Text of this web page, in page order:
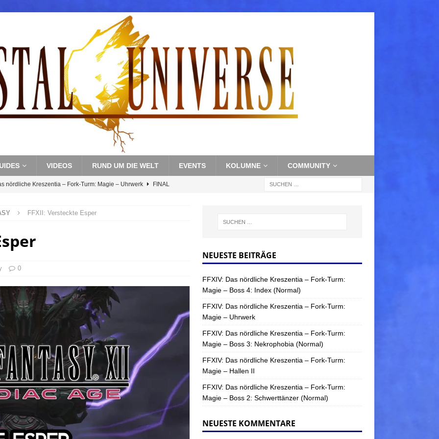
VIDEOS RUND UM DIE WELT EVENTS KOLUMNE COMMUNITY
nördliche Kreszentia – Fork-Turm: Magie – Uhrwerk FINAL
nördliche Kreszentia – Fork-Turm: Magie – Boss 3: Nekrophobia
nördliche Kreszentia – Fork-Turm: Magie – Hallen II
nördliche Kreszentia – Fork-Turm: Magie – Boss 4: Index (Normal)
FFXII: Versteckte Esper
0
NEUESTE BEITRÄGE
FFXIV: Das nördliche Kreszentia – Fork-Turm:
Magie – Boss 4: Index (Normal)
FFXIV: Das nördliche Kreszentia – Fork-Turm:
Magie – Uhrwerk
FFXIV: Das nördliche Kreszentia – Fork-Turm:
Magie – Boss 3: Nekrophobia (Normal)
FFXIV: Das nördliche Kreszentia – Fork-Turm:
Magie – Hallen II
FFXIV: Das nördliche Kreszentia – Fork-Turm:
Magie – Boss 2: Schwerttänzer (Normal)
NEUESTE KOMMENTARE